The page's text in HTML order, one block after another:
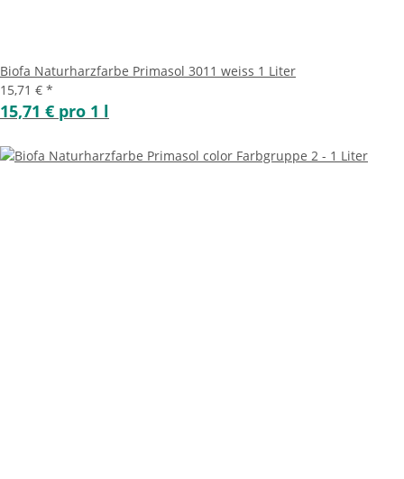
Biofa Naturharzfarbe Primasol 3011 weiss 1 Liter
15,71 € *
15,71 € pro 1 l